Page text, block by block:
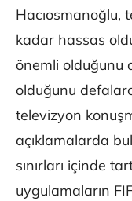
Hacıosmanoğlu,
kadar hassas
önemli olduğunu
olduğunu
televizyon
açıklamalarda
sınırları içinde
uygulamaların